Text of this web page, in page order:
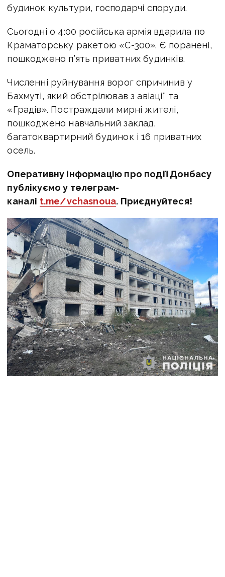
будинок культури, господарчі споруди.
Сьогодні о 4:00 російська армія вдарила по
Краматорську ракетою «С-300». Є поранені,
пошкоджено п’ять приватних будинків.
Численні руйнування ворог спричинив у
Бахмуті, який обстрілював з авіації та
«Градів». Постраждали мирні жителі,
пошкоджено навчальний заклад,
багатоквартирний будинок і 16 приватних
осель.
Оперативну інформацію про події Донбасу
публікуємо у телеграм-
каналі t.me/vchasnoua. Приєднуйтеся!